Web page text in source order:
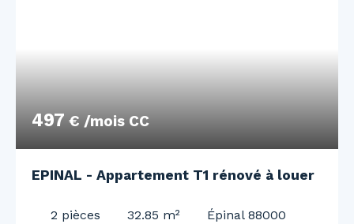
497 € /mois CC
EPINAL - Appartement T1 rénové à louer
2 pièces 32.85 m² Épinal 88000